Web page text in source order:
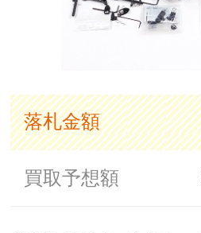
落札金額
買取予想額